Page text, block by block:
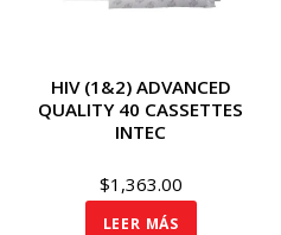
HIV (1&2) ADVANCED
QUALITY 40 CASSETTES
INTEC
$1,363.00
LEER MÁS